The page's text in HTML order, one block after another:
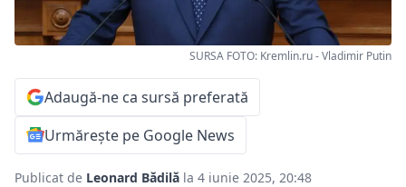
SURSA FOTO: Kremlin.ru - Vladimir Putin
Adaugă-ne ca sursă preferată
Urmărește pe Google News
Publicat de Leonard Bădilă la 4 iunie 2025, 20:48